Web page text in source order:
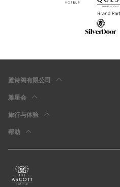
雅诗阁有限公司
雅星会
旅行与体验
帮助